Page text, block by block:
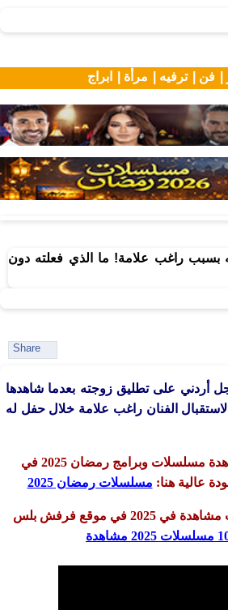
فن | ترفيه | مرأة | ابراج
بسبب راغب علامة! ما الذي فعلته دون
Share
أردني على تطليق زوجته بعدما شاهدها
لاستقبال الفنان راغب علامة خلال حفل له
تذكروا.. بإمكانكم مشاهدة مسلسلات وبرامج رمضان 2025 في
عالية هنا: مسلسلات رمضان 2025
تابعوا أكثر 10 مسلسلات مشاهدة في 2025 في موقع فرفش بلس